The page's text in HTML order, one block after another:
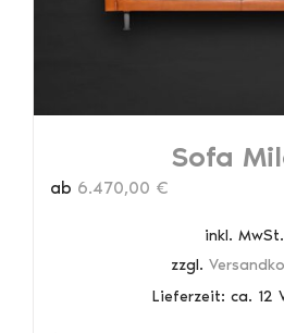
Sofa
ab 6.470,00 €
inkl. MwSt.
zzgl.
Lieferzeit: ca. 12